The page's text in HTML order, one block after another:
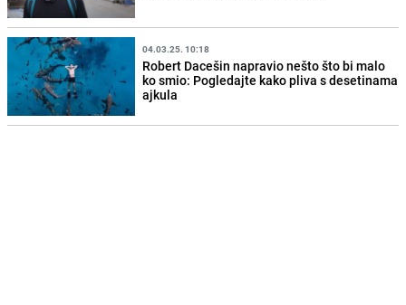
04.03.25. 10:18
Robert Dacešin napravio nešto što bi malo
ko smio: Pogledajte kako pliva s desetinama
ajkula